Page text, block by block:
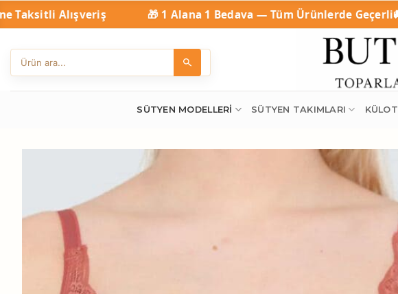
İçeriğe
atla
🎁 1 Alana 1 Bedava — Tüm Ürünlerde Geçerli🚚 Tüm
SÜTYEN MODELLERI SÜTYEN TAKIMLARI